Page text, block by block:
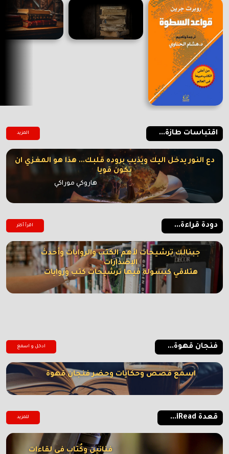
اقتباسات طازة... المزيد
دع النور يدخل اليك ويذيب بروده قلبك... هذا هو المغزي ان
تكون قويا
هاروكي موراكي
دودة قراءة... اقرأ أكتر
جبنالك ترشيحات لأهم الكتب والروايات وأحدث
الإصدارات
هتلاقي كبسولة فيها ترشيحات كتب وروايات
فنجان قهوة... ادخل و اسمع
اسمع قصص وحكايات وحضر فنجان قهوة
قعدة iRead... للمزيد
فنانين وكُتاب في لقاءات